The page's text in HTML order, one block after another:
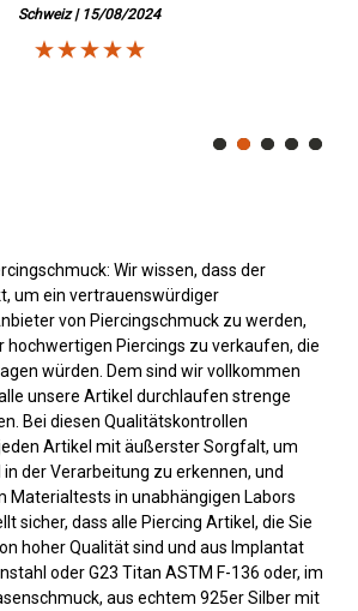
Schweiz | 15/08/2024
Wir wissen, dass der
um ein vertrauenswürdiger
von Piercingschmuck zu werden,
hochwertigen Piercings zu verkaufen, die
würden. Dem sind wir vollkommen
unsere Artikel durchlaufen strenge
Bei diesen Qualitätskontrollen
Artikel mit äußerster Sorgfalt, um
der Verarbeitung zu erkennen, und
Materialtests in unabhängigen Labors
sicher, dass alle Piercing Artikel, die Sie
hoher Qualität sind und aus Implantat
oder G23 Titan ASTM F-136 oder, im
aus echtem 925er Silber mit